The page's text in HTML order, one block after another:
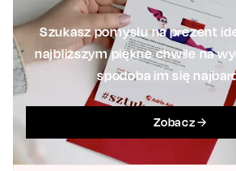
Szukasz pomysłu na prezent
najbliższym piękne chwile na
spodoba im się
Zobacz